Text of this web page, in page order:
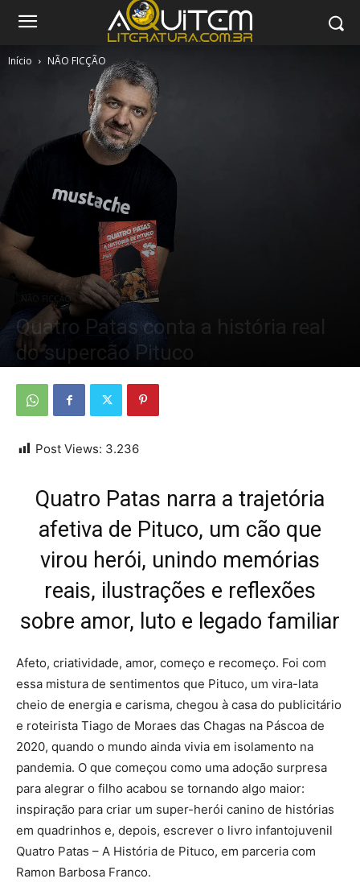
Início NÃO FICÇÃO
NÃO FICÇÃO
Quatro Patas conta a história real
do supercão Pituco
Post Views: 3.236
Quatro Patas narra a trajetória
afetiva de Pituco, um cão que
virou herói, unindo memórias
reais, ilustrações e reflexões
sobre amor, luto e legado familiar
Afeto, criatividade, amor, começo e recomeço. Foi com
essa mistura de sentimentos que Pituco, um vira-lata
cheio de energia e carisma, chegou à casa do publicitário
e roteirista Tiago de Moraes das Chagas na Páscoa de
2020, quando o mundo ainda vivia em isolamento na
pandemia. O que começou como uma adoção surpresa
para alegrar o filho acabou se tornando algo maior:
inspiração para criar um super-herói canino de histórias
em quadrinhos e, depois, escrever o livro infantojuvenil
Quatro Patas – A História de Pituco, em parceria com
Ramon Barbosa Franco.